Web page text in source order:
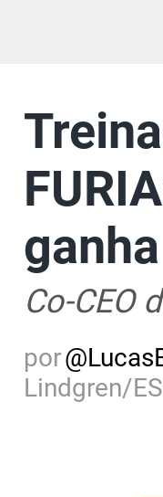
Co-CEO
por@
Lindgren/